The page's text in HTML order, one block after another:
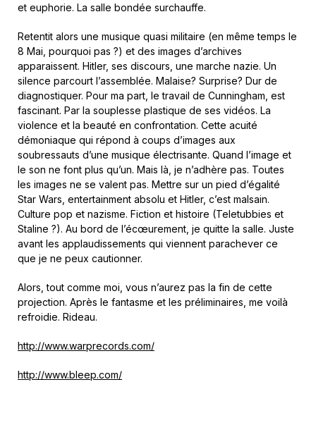
et euphorie. La salle bondée surchauffe.
Retentit alors une musique quasi militaire (en même temps le
8 Mai, pourquoi pas ?) et des images d’archives
apparaissent. Hitler, ses discours, une marche nazie. Un
silence parcourt l’assemblée. Malaise? Surprise? Dur de
diagnostiquer. Pour ma part, le travail de Cunningham, est
fascinant. Par la souplesse plastique de ses vidéos. La
violence et la beauté en confrontation. Cette acuité
démoniaque qui répond à coups d’images aux
soubressauts d’une musique électrisante. Quand l’image et
le son ne font plus qu’un. Mais là, je n’adhère pas. Toutes
les images ne se valent pas. Mettre sur un pied d’égalité
Star Wars, entertainment absolu et Hitler, c’est malsain.
Culture pop et nazisme. Fiction et histoire (Teletubbies et
Staline ?). Au bord de l’écœurement, je quitte la salle. Juste
avant les applaudissements qui viennent parachever ce
que je ne peux cautionner.
Alors, tout comme moi, vous n’aurez pas la fin de cette
projection. Après le fantasme et les préliminaires, me voilà
refroidie. Rideau.
http://www.warprecords.com/
http://www.bleep.com/